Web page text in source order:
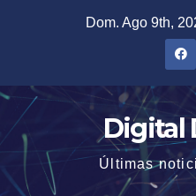
Dom. Ago 9th,
Digital
Últimas